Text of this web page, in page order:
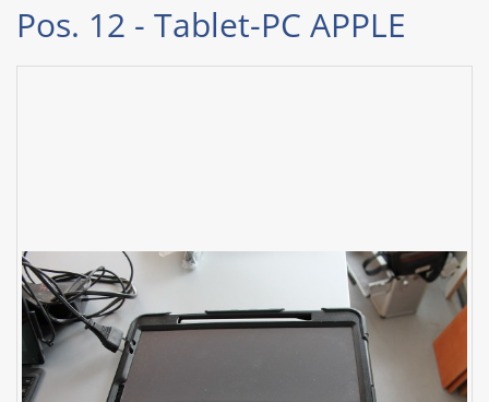
Pos. 12 - Tablet-PC APPLE